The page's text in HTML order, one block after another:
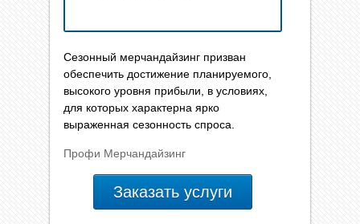
Сезонный мерчандайзинг призван
обеспечить достижение планируемого,
высокого уровня прибыли, в условиях,
для которых характерна ярко
выраженная сезонность спроса.
Профи Мерчандайзинг
Заказать услуги